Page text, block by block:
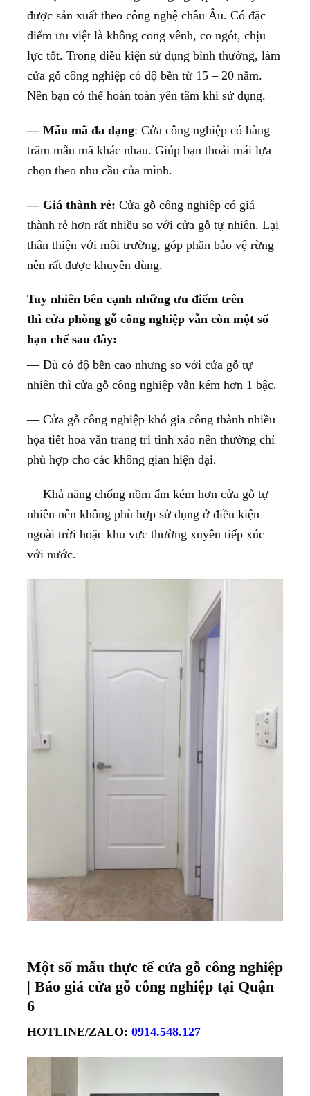
được sản xuất theo công nghệ châu Âu. Có đặc
điểm ưu việt là không cong vênh, co ngót, chịu
lực tốt. Trong điều kiện sử dụng bình thường, làm
cửa gỗ công nghiệp có độ bền từ 15 – 20 năm.
Nên bạn có thể hoàn toàn yên tâm khi sử dụng.
— Mẫu mã đa dạng: Cửa công nghiệp có hàng
trăm mẫu mã khác nhau. Giúp bạn thoải mái lựa
chọn theo nhu cầu của mình.
— Giá thành rẻ: Cửa gỗ công nghiệp có giá
thành rẻ hơn rất nhiều so với cửa gỗ tự nhiên. Lại
thân thiện với môi trường, góp phần bảo vệ rừng
nên rất được khuyên dùng.
Tuy nhiên bên cạnh những ưu điểm trên
thì cửa phòng gỗ công nghiệp vẫn còn một số
hạn chế sau đây:
— Dù có độ bền cao nhưng so với cửa gỗ tự
nhiên thì cửa gỗ công nghiệp vẫn kém hơn 1 bậc.
— Cửa gỗ công nghiệp khó gia công thành nhiều
họa tiết hoa văn trang trí tinh xảo nên thường chỉ
phù hợp cho các không gian hiện đại.
— Khả năng chống nồm ẩm kém hơn cửa gỗ tự
nhiên nên không phù hợp sử dụng ở điều kiện
ngoài trời hoặc khu vực thường xuyên tiếp xúc
với nước.
Một số mẫu thực tế cửa gỗ công nghiệp
| Báo giá cửa gỗ công nghiệp tại Quận
6
HOTLINE/ZALO: 0914.548.127